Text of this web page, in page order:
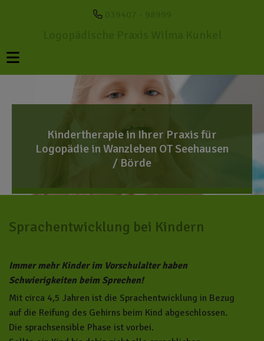
Kindertherapie in Ihrer Praxis für
Logopädie in Wanzleben OT Seehausen
/ Börde
Sprachentwicklung bei Kindern
Immer mehr Kinder im Vorschulalter haben
Schwierigkeiten beim Sprechen!
Mit circa 4,5 Jahren ist die Sprachentwicklung in Bezug
auf die Reifung des Gehirns beim Kind abgeschlossen.
Die sprachsensible Phase ist vorbei.